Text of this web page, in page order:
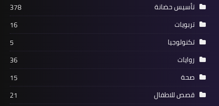
تأسيس حضانة
378
تربويات
16
تكنولوجيا
5
روايات
36
صحة
15
قصص للاطفال
21